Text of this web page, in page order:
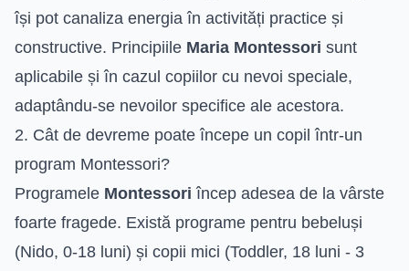
își pot canaliza energia în activități practice și
constructive. Principiile Maria Montessori sunt
aplicabile și în cazul copiilor cu nevoi speciale,
adaptându-se nevoilor specifice ale acestora.
2. Cât de devreme poate începe un copil într-un
program Montessori?
Programele Montessori încep adesea de la vârste
foarte fragede. Există programe pentru bebeluși
(Nido, 0-18 luni) și copii mici (Toddler, 18 luni - 3